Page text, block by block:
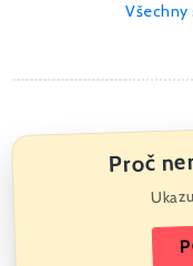
Proč